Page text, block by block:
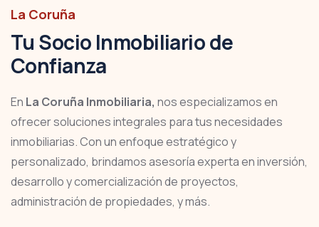
La Coruña
Tu Socio Inmobiliario de
Confianza
En La Coruña Inmobiliaria, nos especializamos en
ofrecer soluciones integrales para tus necesidades
inmobiliarias. Con un enfoque estratégico y
personalizado, brindamos asesoría experta en inversión,
desarrollo y comercialización de proyectos,
administración de propiedades, y más.